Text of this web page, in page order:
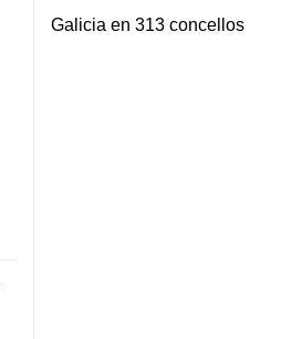
Galicia en 313 concellos